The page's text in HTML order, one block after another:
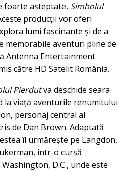
foarte așteptate, Simbolul
producții vor oferi
lumi fascinante și de a
memorabile aventuri pline de
Antenna Entertainment
către HD Satelit România.
Pierdutva deschide seara
la viață aventurile renumitului
personaj central al
de Dan Brown. Adaptată
îl urmărește pe Langdon,
într-o cursă
D.C., unde este